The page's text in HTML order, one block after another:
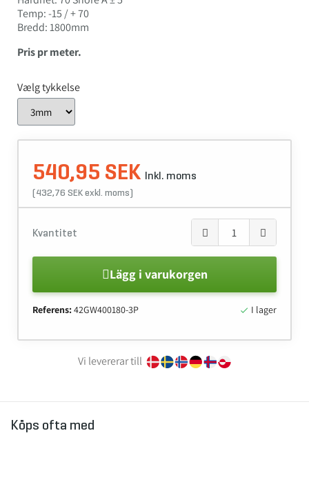
Temp: -15 / + 70
Bredd: 1800mm
Pris pr meter.
Vælg tykkelse
540,95 SEK Inkl. moms
(432,76 SEK exkl. moms)
Kvantitet
Lägg i varukorgen
Referens:42GW400180-3P  I lager
Vi levererar till
Köps ofta med